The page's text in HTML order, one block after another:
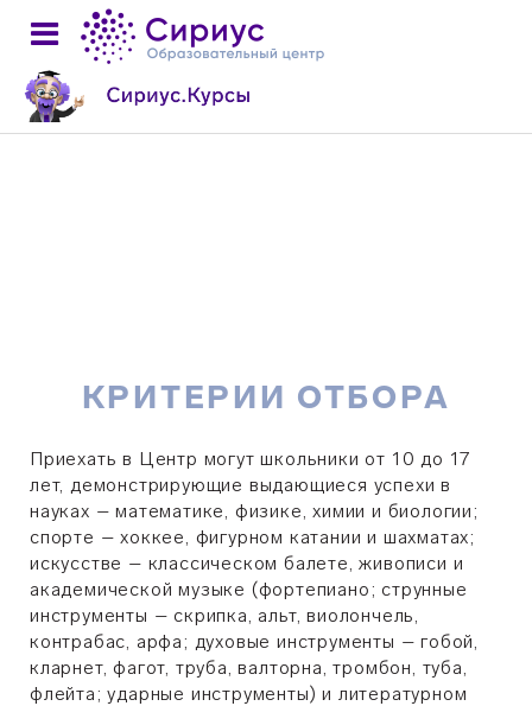
КРИТЕРИИ ОТБОРА
Приехать в Центр могут школьники от 10 до 17
лет, демонстрирующие выдающиеся успехи в
науках – математике, физике, химии и биологии;
спорте – хоккее, фигурном катании и шахматах;
искусстве – классическом балете, живописи и
академической музыке (фортепиано; струнные
инструменты – скрипка, альт, виолончель,
контрабас, арфа; духовые инструменты – гобой,
кларнет, фагот, труба, валторна, тромбон, туба,
флейта; ударные инструменты) и литературном